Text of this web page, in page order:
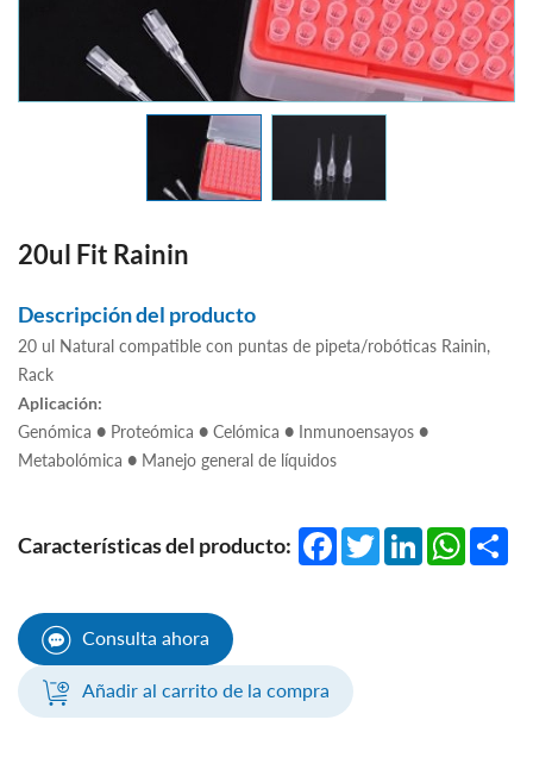
20ul Fit Rainin
Descripción del producto
20 ul Natural compatible con puntas de pipeta/robóticas Rainin,
Rack
Aplicación:
Genómica ● Proteómica ● Celómica ● Inmunoensayos ●
Metabolómica ● Manejo general de líquidos
Características del producto: FacebookTwitterLinkedIn
Consulta ahora
Añadir al carrito de la compra